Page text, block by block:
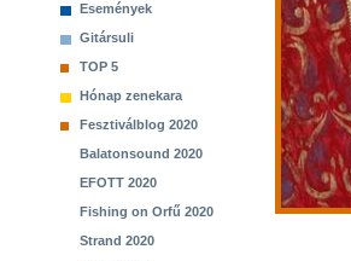
Események
Gitársuli
TOP 5
Hónap zenekara
Fesztiválblog 2020
Balatonsound 2020
EFOTT 2020
Fishing on Orfű 2020
Strand 2020